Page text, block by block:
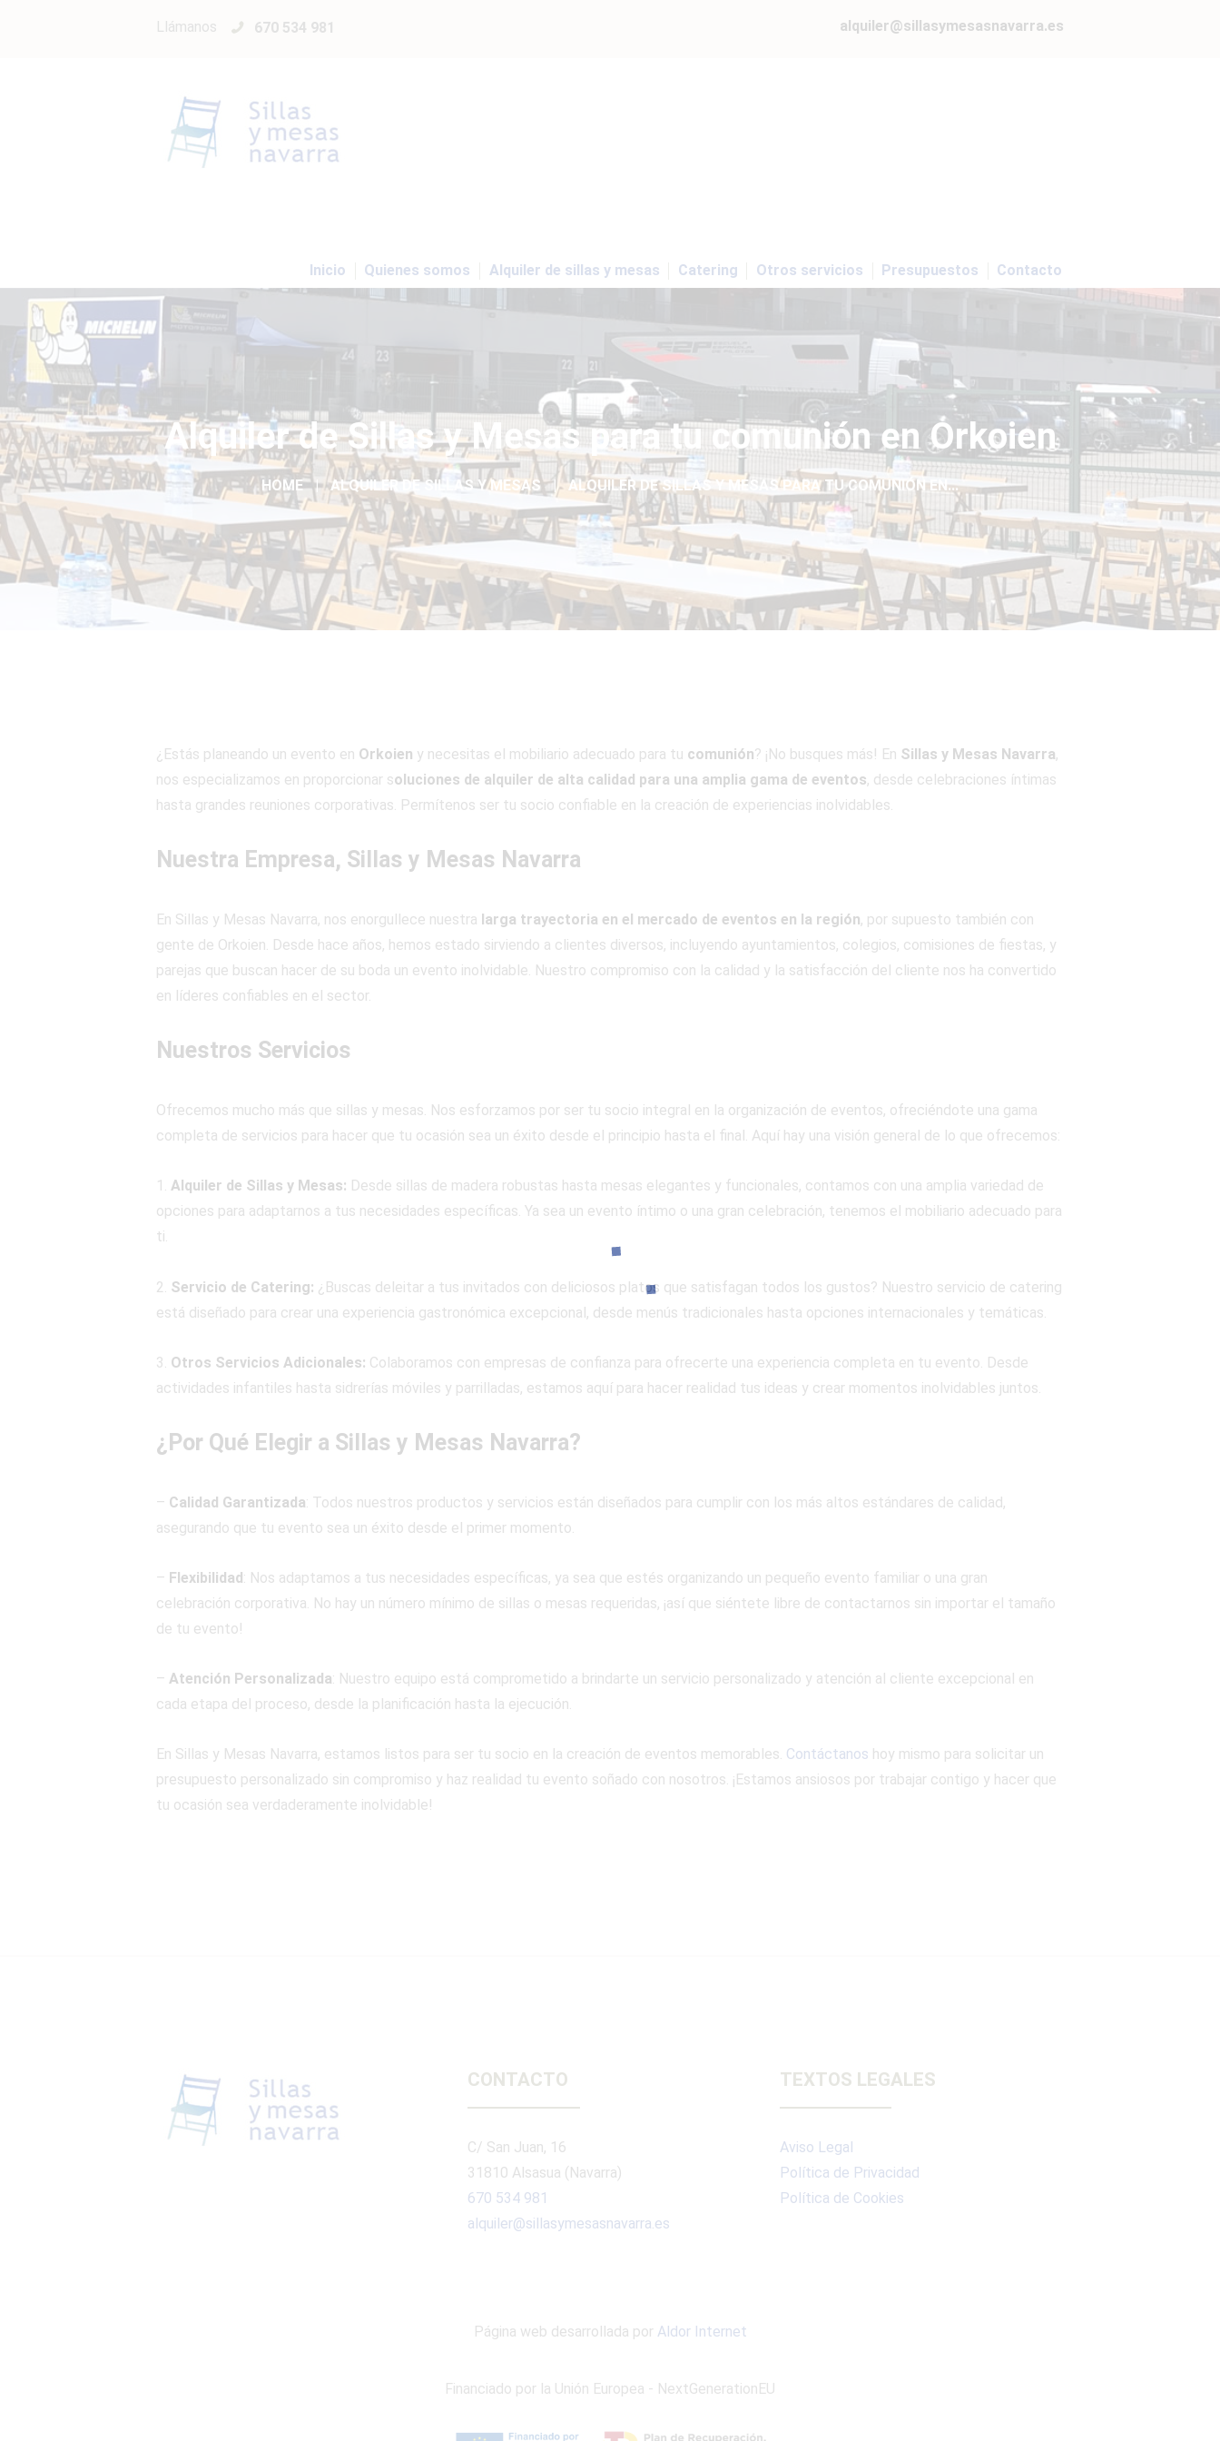
Llámanos 670 534 981 alquiler@sillasymesasnavarra.es
Inicio Quienes somos Alquiler de sillas y mesas Catering Otros servicios Presupuestos Contacto
Alquiler de Sillas y Mesas para tu comunión en Orkoien
HOME ALQUILER DE SILLAS Y MESAS ALQUILER DE SILLAS Y MESAS PARA TU COMUNIÓN EN...
¿Estás planeando un evento en Orkoien y necesitas el mobiliario adecuado para tu comunión? ¡No busques más! En Sillas y Mesas Navarra,
nos especializamos en proporcionar soluciones de alquiler de alta calidad para una amplia gama de eventos, desde celebraciones íntimas
hasta grandes reuniones corporativas. Permítenos ser tu socio confiable en la creación de experiencias inolvidables.
Nuestra Empresa, Sillas y Mesas Navarra
En Sillas y Mesas Navarra, nos enorgullece nuestra larga trayectoria en el mercado de eventos en la región, por supuesto también con
gente de Orkoien. Desde hace años, hemos estado sirviendo a clientes diversos, incluyendo ayuntamientos, colegios, comisiones de fiestas, y
parejas que buscan hacer de su boda un evento inolvidable. Nuestro compromiso con la calidad y la satisfacción del cliente nos ha convertido
en líderes confiables en el sector.
Nuestros Servicios
Ofrecemos mucho más que sillas y mesas. Nos esforzamos por ser tu socio integral en la organización de eventos, ofreciéndote una gama
completa de servicios para hacer que tu ocasión sea un éxito desde el principio hasta el final. Aquí hay una visión general de lo que ofrecemos:
1. Alquiler de Sillas y Mesas: Desde sillas de madera robustas hasta mesas elegantes y funcionales, contamos con una amplia variedad de
opciones para adaptarnos a tus necesidades específicas. Ya sea un evento íntimo o una gran celebración, tenemos el mobiliario adecuado para
ti.
2. Servicio de Catering: ¿Buscas deleitar a tus invitados con deliciosos platos que satisfagan todos los gustos? Nuestro servicio de catering
está diseñado para crear una experiencia gastronómica excepcional, desde menús tradicionales hasta opciones internacionales y temáticas.
3. Otros Servicios Adicionales: Colaboramos con empresas de confianza para ofrecerte una experiencia completa en tu evento. Desde
actividades infantiles hasta sidrerías móviles y parrilladas, estamos aquí para hacer realidad tus ideas y crear momentos inolvidables juntos.
¿Por Qué Elegir a Sillas y Mesas Navarra?
– Calidad Garantizada: Todos nuestros productos y servicios están diseñados para cumplir con los más altos estándares de calidad,
asegurando que tu evento sea un éxito desde el primer momento.
– Flexibilidad: Nos adaptamos a tus necesidades específicas, ya sea que estés organizando un pequeño evento familiar o una gran
celebración corporativa. No hay un número mínimo de sillas o mesas requeridas, ¡así que siéntete libre de contactarnos sin importar el tamaño
de tu evento!
– Atención Personalizada: Nuestro equipo está comprometido a brindarte un servicio personalizado y atención al cliente excepcional en
cada etapa del proceso, desde la planificación hasta la ejecución.
En Sillas y Mesas Navarra, estamos listos para ser tu socio en la creación de eventos memorables. Contáctanos hoy mismo para solicitar un
presupuesto personalizado sin compromiso y haz realidad tu evento soñado con nosotros. ¡Estamos ansiosos por trabajar contigo y hacer que
tu ocasión sea verdaderamente inolvidable!
CONTACTO
C/ San Juan, 16
31810 Alsasua (Navarra)
670 534 981
alquiler@sillasymesasnavarra.es
TEXTOS LEGALES
Aviso Legal
Política de Privacidad
Política de Cookies
Página web desarrollada por Aldor Internet
Financiado por la Unión Europea - NextGenerationEU